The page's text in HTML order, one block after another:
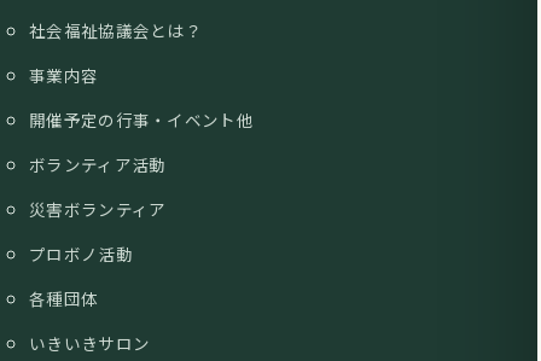
社会福祉協議会とは？
事業内容
開催予定の行事・イベント他
ボランティア活動
災害ボランティア
プロボノ活動
各種団体
いきいきサロン